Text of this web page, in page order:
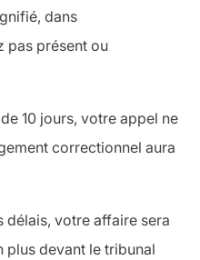
dans
pas présent ou
10 jours, votre appel ne
correctionnel aura
délais, votre affaire sera
plus devant le tribunal